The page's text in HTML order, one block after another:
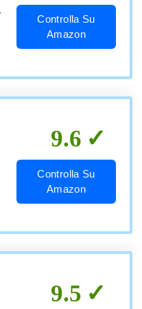
Controlla Su
Amazon
9.6
Controlla Su
Amazon
9.5